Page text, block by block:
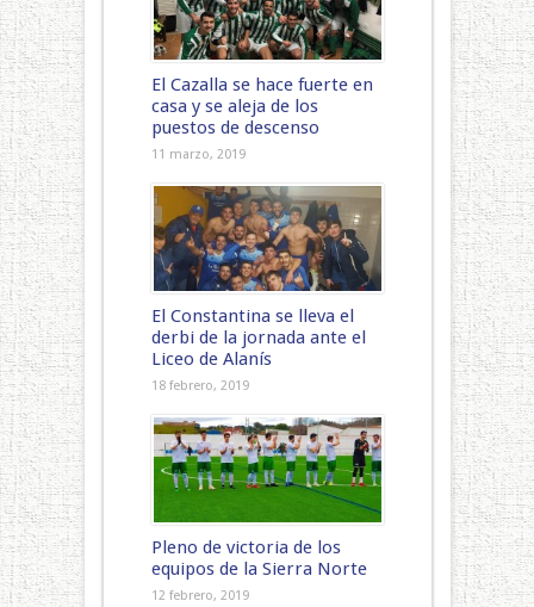
El Cazalla se hace fuerte en
casa y se aleja de los
puestos de descenso
11 marzo, 2019
El Constantina se lleva el
derbi de la jornada ante el
Liceo de Alanís
18 febrero, 2019
Pleno de victoria de los
equipos de la Sierra Norte
12 febrero, 2019